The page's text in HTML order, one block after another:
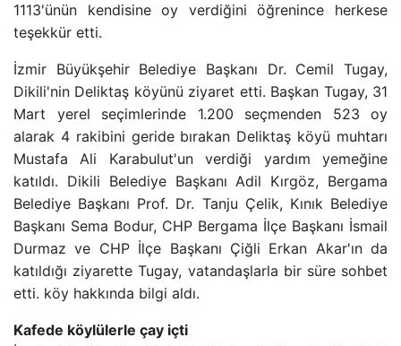
1113'ünün kendisine oy verdiğini öğrenince herkese
teşekkür etti.
İzmir Büyükşehir Belediye Başkanı Dr. Cemil Tugay,
Dikili'nin Deliktaş köyünü ziyaret etti. Başkan Tugay, 31
Mart yerel seçimlerinde 1.200 seçmenden 523 oy
alarak 4 rakibini geride bırakan Deliktaş köyü muhtarı
Mustafa Ali Karabulut'un verdiği yardım yemeğine
katıldı. Dikili Belediye Başkanı Adil Kırgöz, Bergama
Belediye Başkanı Prof. Dr. Tanju Çelik, Kınık Belediye
Başkanı Sema Bodur, CHP Bergama İlçe Başkanı İsmail
Durmaz ve CHP İlçe Başkanı Çiğli Erkan Akar'ın da
katıldığı ziyarette Tugay, vatandaşlarla bir süre sohbet
etti. köy hakkında bilgi aldı.
Kafede köylülerle çay içti